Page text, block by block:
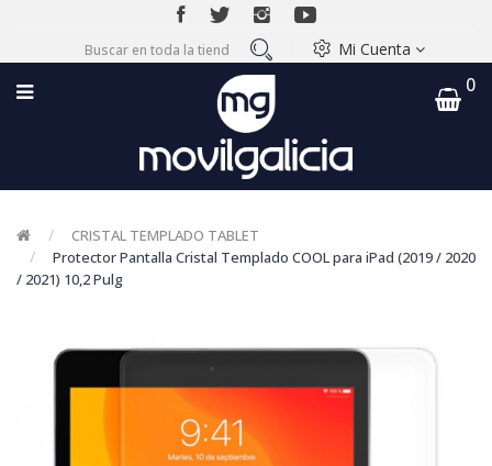
Mi Cuenta
0
CRISTAL TEMPLADO TABLET
Protector Pantalla Cristal Templado COOL para iPad (2019 / 2020
/ 2021) 10,2 Pulg